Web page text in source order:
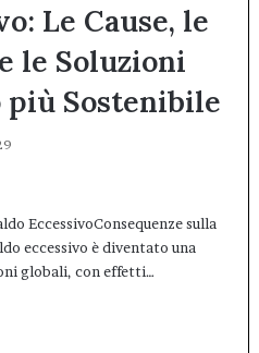
Le Cause, le
le Soluzioni
Sostenibile
EccessivoConsequenze sulla
eccessivo è diventato una
globali, con effetti…